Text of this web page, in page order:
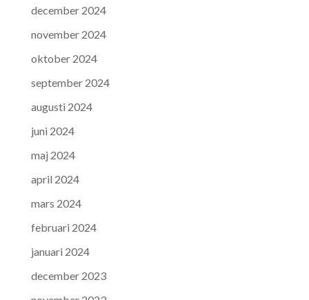
december 2024
november 2024
oktober 2024
september 2024
augusti 2024
juni 2024
maj 2024
april 2024
mars 2024
februari 2024
januari 2024
december 2023